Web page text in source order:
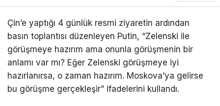
Çin’e yaptığı 4 günlük resmi ziyaretin ardından
basın toplantısı düzenleyen Putin, “Zelenski ile
görüşmeye hazırım ama onunla görüşmenin bir
anlamı var mı? Eğer Zelenski görüşmeye iyi
hazırlanırsa, o zaman hazırım. Moskova’ya gelirse
bu görüşme gerçekleşir” ifadelerini kullandı.